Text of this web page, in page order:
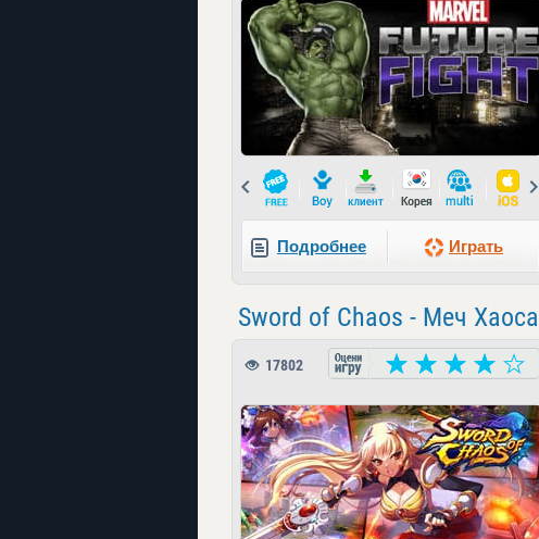
Prev
Подробнее Играть
Sword of Chaos - Меч Хаоса
17802